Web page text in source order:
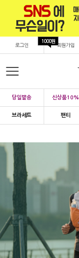
로그인 회원가입
1000원
당일발송 신상품10%
브라세트 팬티